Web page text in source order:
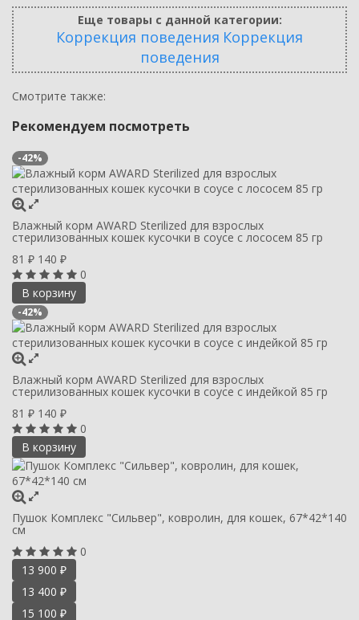
Еще товары с данной категории:
Коррекция поведения Коррекция
поведения
Смотрите также:
Рекомендуем посмотреть
-42%
Влажный корм AWARD Sterilized для взрослых
стерилизованных кошек кусочки в соусе с лососем 85 гр
81 ₽ 140 ₽
0
В корзину
-42%
Влажный корм AWARD Sterilized для взрослых
стерилизованных кошек кусочки в соусе с индейкой 85 гр
81 ₽ 140 ₽
0
В корзину
Пушок Комплекс "Сильвер", ковролин, для кошек, 67*42*140
см
0
13 900 ₽
13 400 ₽
15 100 ₽